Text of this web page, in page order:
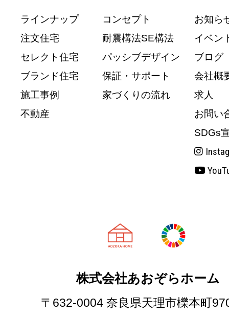
ラインナップ
注文住宅
セレクト住宅
ブランド住宅
施工事例
不動産
コンセプト
耐震構法SE構法
パッシブデザイン
保証・サポート
家づくりの流れ
お知ら
イベン
ブログ
会社概
求人
お問い
SDGs
天理市の注文
株式会社あおぞらホーム
〒632-0004 奈良県天理市櫟本町